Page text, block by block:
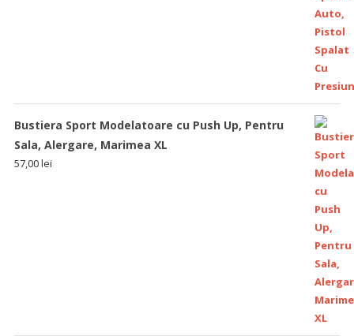
Bustiera Sport Modelatoare cu Push Up, Pentru
Sala, Alergare, Marimea XL
57,00lei